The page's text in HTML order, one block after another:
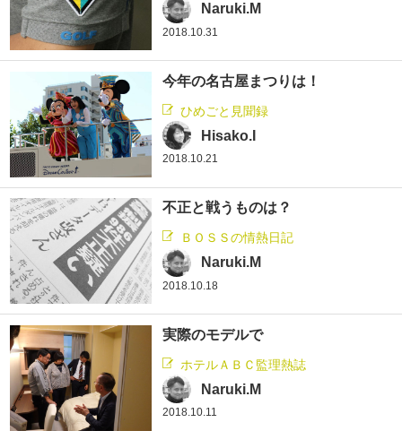
Naruki.M
2018.10.31
今年の名古屋まつりは！
ひめごと見聞録
Hisako.I
2018.10.21
不正と戦うものは？
ＢＯＳＳの情熱日記
Naruki.M
2018.10.18
実際のモデルで
ホテルＡＢＣ監理熱誌
Naruki.M
2018.10.11